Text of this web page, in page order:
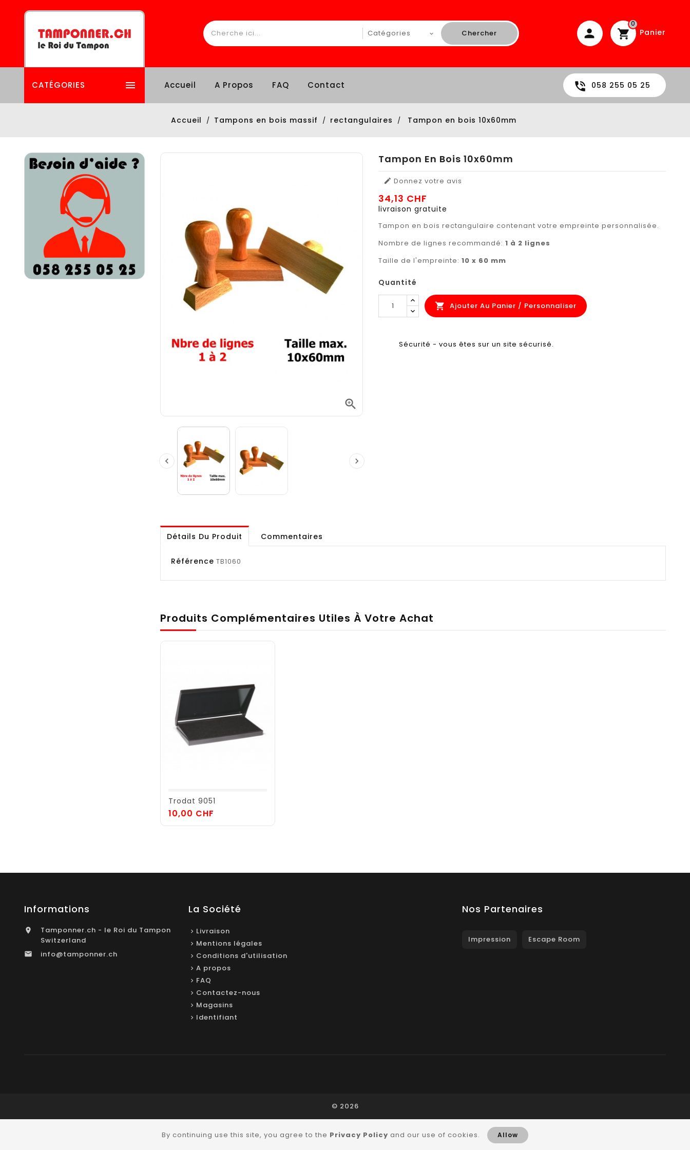
Panier
0
Chercher
CATÉGORIES  058 255 05 25
Accueil A Propos FAQ Contact
Accueil Tampons en bois massif rectangulaires Tampon en bois 10x60mm

 
Tampon En Bois 10x60mm
 Donnez votre avis
34,13 CHF
livraison gratuite
Tampon en bois rectangulaire contenant votre empreinte personnalisée.
Nombre de lignes recommandé:1 à 2 lignes
Taille de l'empreinte:10 x 60 mm
Quantité
 Ajouter Au Panier / Personnaliser
Sécurité - vous êtes sur un site sécurisé.
Détails Du Produit Commentaires
Référence TB1060
Produits Complémentaires Utiles À Votre Achat
Trodat 9051
10,00 CHF
Informations

Tamponner.ch - le Roi du Tampon
Switzerland
 info@tamponner.ch
La Société
Livraison
Mentions légales
Conditions d'utilisation
A propos
FAQ
Contactez-nous
Magasins
Identifiant
Nos Partenaires
Impression Escape Room
© 2026
By continuing use this site, you agree to the Privacy Policy and our use of cookies. Allow